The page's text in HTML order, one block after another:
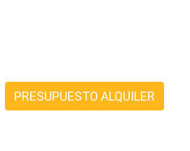
PRESUPUESTO ALQUILER